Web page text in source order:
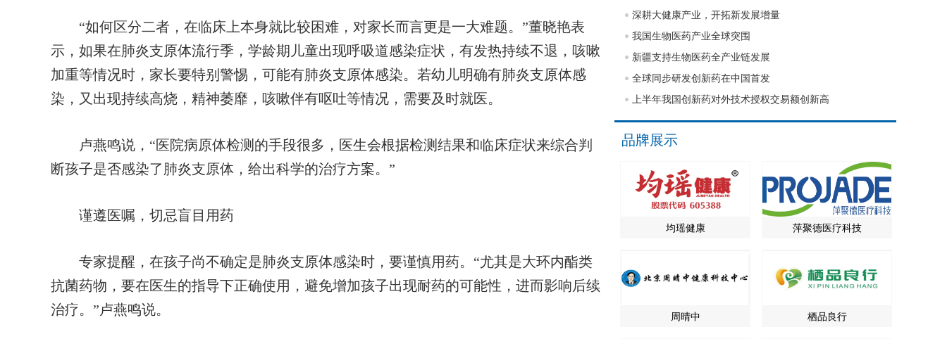
“如何区分二者，在临床上本身就比较困难，对家长而言更是一大难题。”董晓艳表
示，如果在肺炎支原体流行季，学龄期儿童出现呼吸道感染症状，有发热持续不退，咳嗽
加重等情况时，家长要特别警惕，可能有肺炎支原体感染。若幼儿明确有肺炎支原体感
染，又出现持续高烧，精神萎靡，咳嗽伴有呕吐等情况，需要及时就医。
卢燕鸣说，“医院病原体检测的手段很多，医生会根据检测结果和临床症状来综合判
断孩子是否感染了肺炎支原体，给出科学的治疗方案。”
谨遵医嘱，切忌盲目用药
专家提醒，在孩子尚不确定是肺炎支原体感染时，要谨慎用药。“尤其是大环内酯类
抗菌药物，要在医生的指导下正确使用，避免增加孩子出现耐药的可能性，进而影响后续
治疗。”卢燕鸣说。
深耕大健康产业，开拓新发展增量
我国生物医药产业全球突围
新疆支持生物医药全产业链发展
全球同步研发创新药在中国首发
上半年我国创新药对外技术授权交易额创新高
品牌展示
均瑶健康 萍聚德医疗科技
周晴中 栖品良行